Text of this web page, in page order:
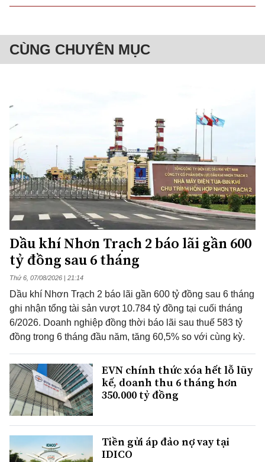
CÙNG CHUYÊN MỤC
Dầu khí Nhơn Trạch 2 báo lãi gần 600
tỷ đồng sau 6 tháng
Thứ 6, 07/08/2026 | 21:14
Dầu khí Nhơn Trạch 2 báo lãi gần 600 tỷ đồng sau 6 tháng
ghi nhận tổng tài sản vượt 10.784 tỷ đồng tại cuối tháng
6/2026. Doanh nghiệp đồng thời báo lãi sau thuế 583 tỷ
đồng trong 6 tháng đầu năm, tăng 60,5% so với cùng kỳ.
EVN chính thức xóa hết lỗ lũy
kế, doanh thu 6 tháng hơn
350.000 tỷ đồng
Tiền gửi áp đảo nợ vay tại
IDICO